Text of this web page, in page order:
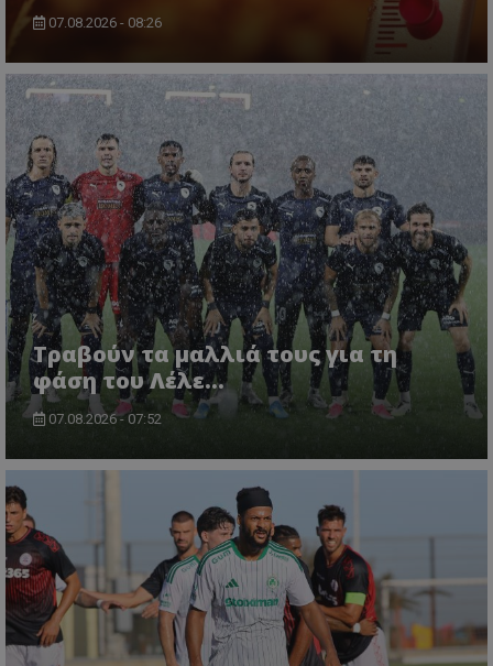
07.08.2026 - 08:26
Τραβούν τα μαλλιά τους για τη
φάση του Λέλε…
07.08.2026 - 07:52